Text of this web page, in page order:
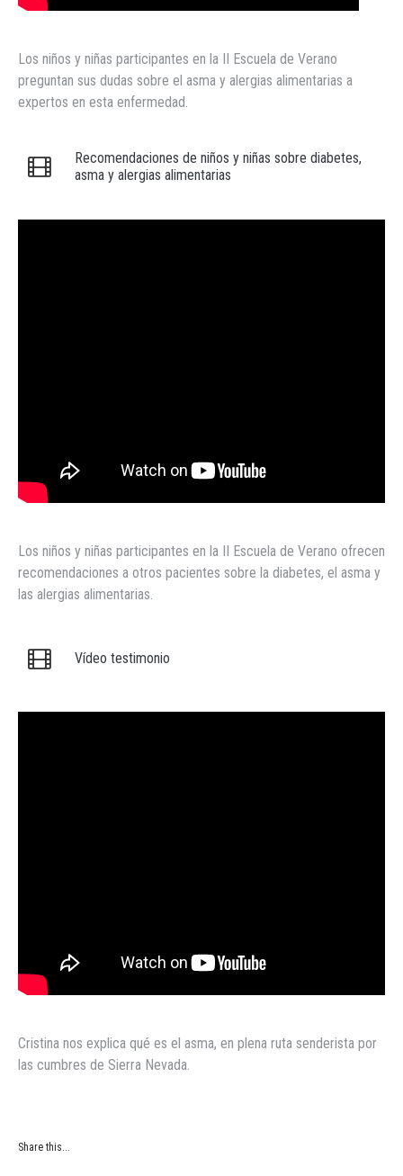
Los niños y niñas participantes en la II Escuela de Verano
preguntan sus dudas sobre el asma y alergias alimentarias a
expertos en esta enfermedad.
Recomendaciones de niños y niñas sobre diabetes,
asma y alergias alimentarias
Los niños y niñas participantes en la II Escuela de Verano ofrecen
recomendaciones a otros pacientes sobre la diabetes, el asma y
las alergias alimentarias.
Vídeo testimonio
Cristina nos explica qué es el asma, en plena ruta senderista por
las cumbres de Sierra Nevada.
Share this...